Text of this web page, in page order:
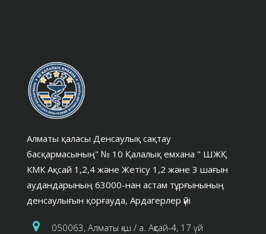
Алматы қаласы Денсаулық сақтау
басқармасының" № 10 Қалалық емхана " ШЖҚ
КМК Ақсай 1,2,4 және Жетісу 1,2 және 3 шағын
аудандарының 63000-нан астам тұрғынының
денсаулығын қорғауда, Ардагерлер үйі
050063, Алматы қ.ш / а. Ақсай-4, 17 үй